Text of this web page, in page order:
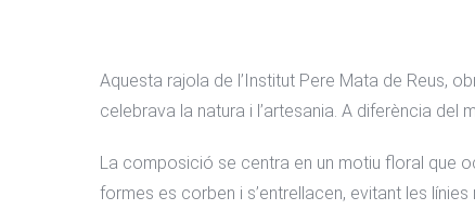
Aquesta rajola de l’Institut Pere Mata de Reus,
celebrava la natura i l’artesania. A diferència
La composició se centra en un motiu floral que
formes es corben i s’entrellacen, evitant les